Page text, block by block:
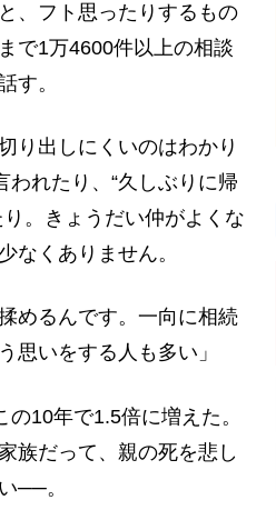
、フト思ったりするもの
で1万4600件以上の相談
す。
り出しにくいのはわかり
われたり、“久しぶりに帰
。きょうだい仲がよくな
なくありません。
めるんです。一向に相続
思いをする人も多い」
10年で1.5倍に増えた。
族だって、親の死を悲し
──。